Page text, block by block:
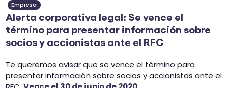
Empresa
Alerta corporativa legal: Se vence el
término para presentar información sobre
socios y accionistas ante el RFC
Te queremos avisar que se vence el término para
presentar información sobre socios y accionistas ante el